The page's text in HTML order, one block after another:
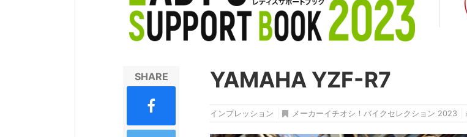
YAMAHA YZF-R7
インプレッション メーカーイチオシ！バイクセレクション 2023
SHARE